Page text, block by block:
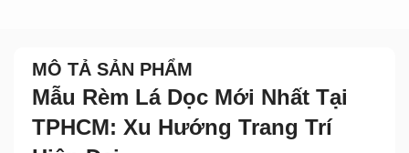
MÔ TẢ SẢN PHẨM
Mẫu Rèm Lá Dọc Mới Nhất Tại
TPHCM: Xu Hướng Trang Trí